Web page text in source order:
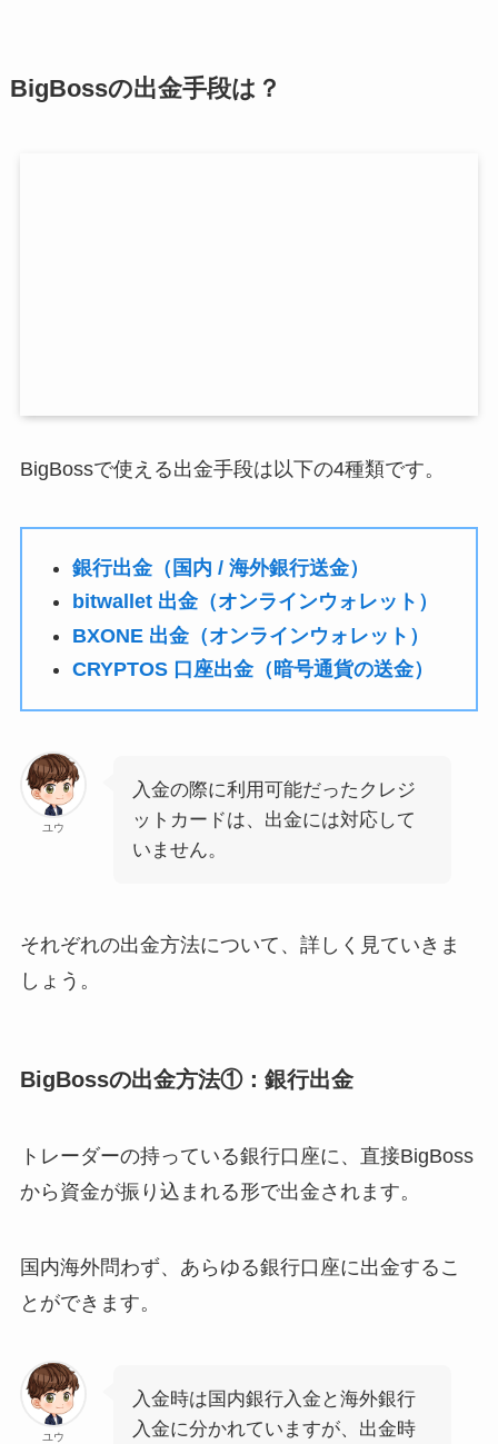
BigBossの出金手段は？
BigBossで使える出金手段は以下の4種類です。
銀行出金（国内 / 海外銀行送金）
bitwallet 出金（オンラインウォレット）
BXONE 出金（オンラインウォレット）
CRYPTOS 口座出金（暗号通貨の送金）
ユウ
入金の際に利用可能だったクレジ
ットカードは、出金には対応して
いません。
それぞれの出金方法について、詳しく見ていきま
しょう。
BigBossの出金方法①：銀行出金
トレーダーの持っている銀行口座に、直接BigBoss
から資金が振り込まれる形で出金されます。
国内海外問わず、あらゆる銀行口座に出金するこ
とができます。
ユウ
入金時は国内銀行入金と海外銀行
入金に分かれていますが、出金時